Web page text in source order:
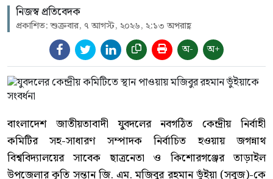
নিজস্ব প্রতিবেদক
প্রকাশিত: শুক্রবার, ৭ আগস্ট, ২০২৬, ২:১৩ অপরাহ্ণ
অ- অ+
বাংলাদেশ জাতীয়তাবাদী যুবদলের নবগঠিত কেন্দ্রীয় নির্বাহী
কমিটির সহ-সাধারণ সম্পাদক নির্বাচিত হওয়ায় জগন্নাথ
বিশ্ববিদ্যালয়ের সাবেক ছাত্রনেতা ও কিশোরগঞ্জের তাড়াইল
উপজেলার কৃতি সন্তান জি. এম. মজিবুর রহমান ভুঁইয়া (সবুজ)-কে